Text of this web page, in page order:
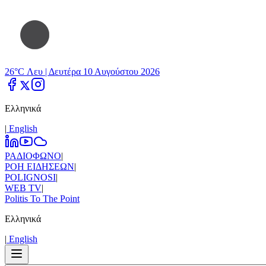
26°C Λευ | Δευτέρα 10 Αυγούστου 2026
Ελληνικά
| Εnglish
ΡΑΔΙΟΦΩΝΟ|
ΡΟΗ ΕΙΔΗΣΕΩΝ|
POLIGNOSI|
WEB TV|
Politis To The Point
Ελληνικά
| Εnglish